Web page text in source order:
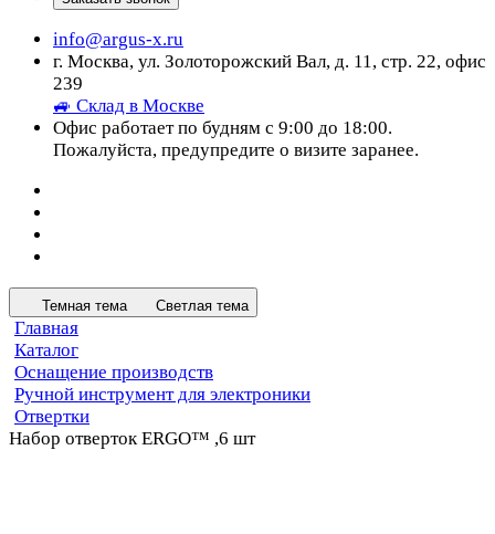
info@argus-x.ru
г. Москва, ул. Золоторожский Вал, д. 11, стр. 22, офис
239
🚙 Склад в Москве
Офис работает по будням с 9:00 до 18:00.
Пожалуйста, предупредите о визите заранее.
Темная тема Светлая тема
Главная
Каталог
Оснащение производств
Ручной инструмент для электроники
Отвертки
Набор отверток ERGO™ ,6 шт